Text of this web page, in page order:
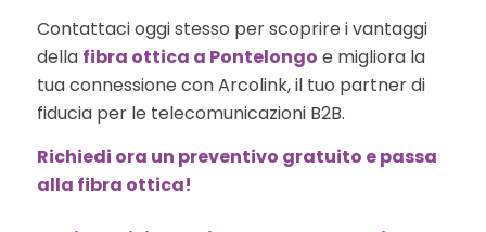
Contattaci oggi stesso per scoprire i vantaggi
della fibra ottica a Pontelongo e migliora la
tua connessione con Arcolink, il tuo partner di
fiducia per le telecomunicazioni B2B.
Richiedi ora un preventivo gratuito e passa
alla fibra ottica!